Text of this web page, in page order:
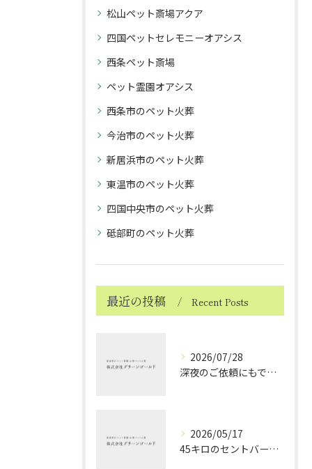
松山ペット斎場アクア
四国ペットセレモニーオアシス
西条ペット斎場
ペット霊園オアシス
西条市のペット火葬
今治市のペット火葬
新居浜市のペット火葬
東温市のペット火葬
四国中央市のペット火葬
砥部町のペット火葬
最近の投稿 Recent Posts
2026/07/28
深夜のご依頼にもできる限り対応しております ～ハムスターちゃんのお見送り～
2026/05/17
45キロのセントバーナードちゃんのお見送り